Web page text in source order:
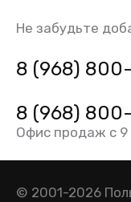
Не забудьте
8 (968)
8 (968)
Офис продаж с 9
© 2001-2026